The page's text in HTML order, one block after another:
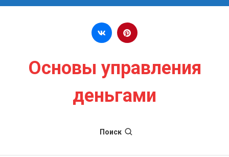
Перейти к содержимому
Основы управления
деньгами
Поиск